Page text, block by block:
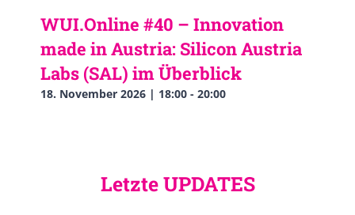
WUI.Online #40 – Innovation
made in Austria: Silicon Austria
Labs (SAL) im Überblick
18. November 2026 | 18:00 - 20:00
Letzte UPDATES